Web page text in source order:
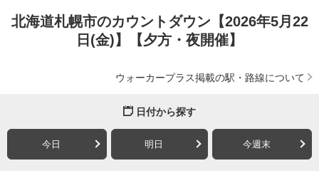
北海道札幌市のカウントダウン【2026年5月22
日(金)】【夕方・夜開催】
ウォーカープラス掲載の駅・路線について
日付から探す
今日 明日 今週末